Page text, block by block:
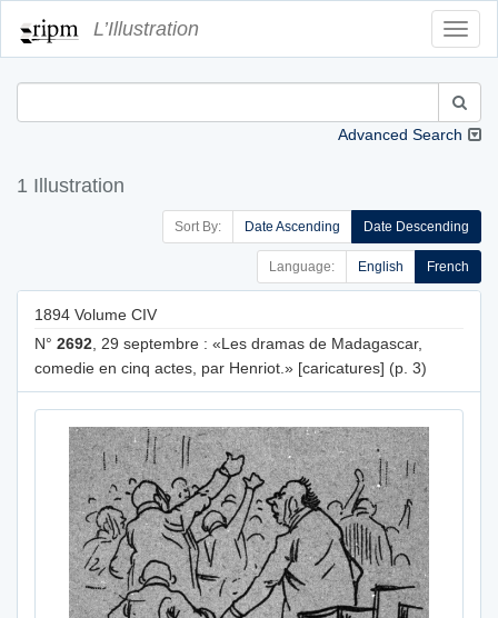
L’Illustration
Advanced Search
1 Illustration
Sort By: Date Ascending Date Descending
Language: English French
1894 Volume CIV
N° 2692 , 29 septembre : «Les dramas de Madagascar,
comedie en cinq actes, par Henriot.» [caricatures] (p. 3)